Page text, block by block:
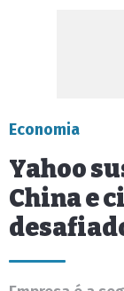
Economia
Yahoo
China e